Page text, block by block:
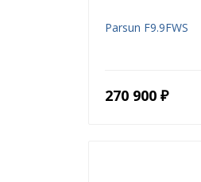
Parsun F9.9FWS
270 900 ₽